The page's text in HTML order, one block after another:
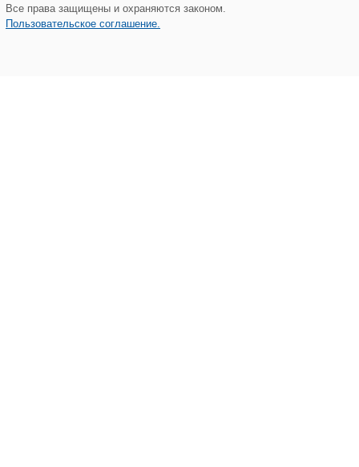
Все права защищены и охраняются законом.
Пользовательское соглашение.